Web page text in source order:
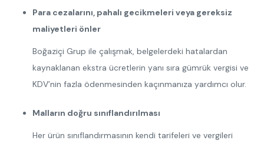
Para cezalarını, pahalı gecikmeleri veya gereksiz
maliyetleri önler
Boğaziçi Grup ile çalışmak, belgelerdeki hatalardan
kaynaklanan ekstra ücretlerin yanı sıra gümrük vergisi ve
KDV’nin fazla ödenmesinden kaçınmanıza yardımcı olur.
Malların doğru sınıflandırılması
Her ürün sınıflandırmasının kendi tarifeleri ve vergileri